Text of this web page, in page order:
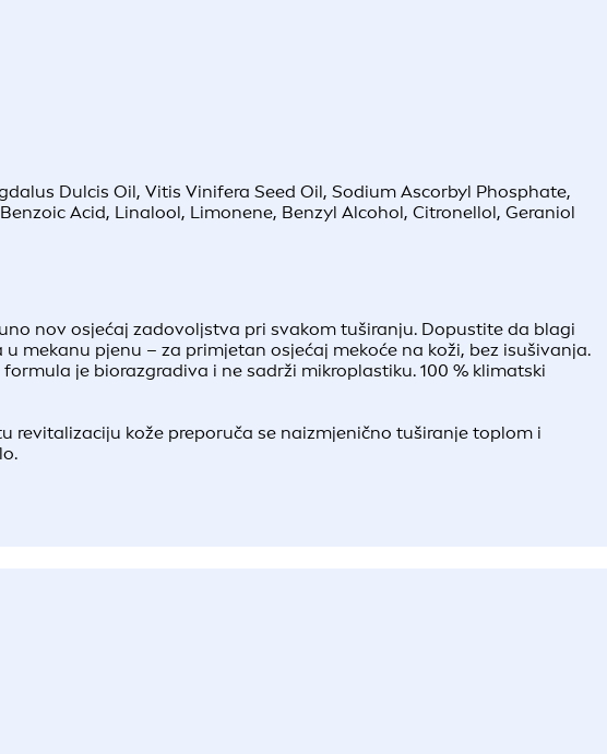
Dulcis Oil, Vitis Vinifera Seed Oil, Sodium Ascorbyl Phosphate,
Acid, Linalool, Limonene, Benzyl Alcohol, Citronellol, Geraniol
nov osjećaj zadovoljstva pri svakom tuširanju. Dopustite da blagi
mekanu pjenu – za primjetan osjećaj mekoće na koži, bez isušivanja.
je biorazgradiva i ne sadrži mikroplastiku. 100 % klimatski
revitalizaciju kože preporuča se naizmjenično tuširanje toplom i